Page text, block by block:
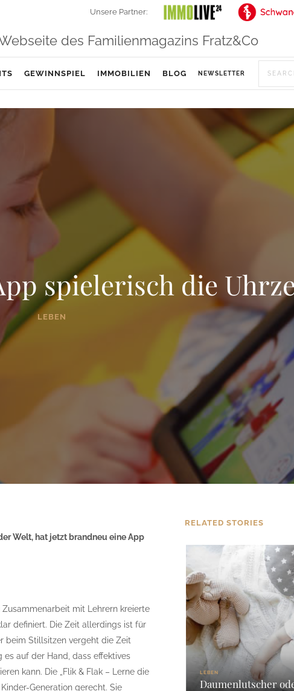
Unsere Partner:
des Familienmagazins Fratz&Co
GEWINNSPIEL IMMOBILIEN BLOG NEWSLETTER
spielerisch die
LEBEN
Welt, hat jetzt brandneu eine App
mit Lehrern kreierte
definiert. Die Zeit allerdings ist für
beim Stillsitzen vergeht die Zeit
auf der Hand, dass effektives
kann. Die „Flik & Flak – Lerne die
Generation gerecht. Sie
RELATED STORIES
LEBEN
Daumenlutscher